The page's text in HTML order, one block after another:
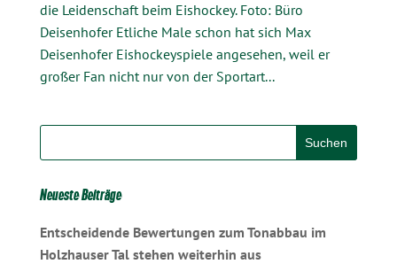
die Leidenschaft beim Eishockey. Foto: Büro
Deisenhofer Etliche Male schon hat sich Max
Deisenhofer Eishockeyspiele angesehen, weil er
großer Fan nicht nur von der Sportart...
Neueste Beiträge
Entscheidende Bewertungen zum Tonabbau im
Holzhauser Tal stehen weiterhin aus